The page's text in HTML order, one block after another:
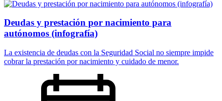
Deudas y prestación por nacimiento para
autónomos (infografía)
La existencia de deudas con la Seguridad Social no siempre impide
cobrar la prestación por nacimiento y cuidado de menor.